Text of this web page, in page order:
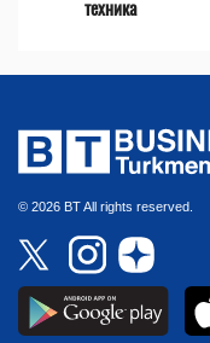
техника
© 2026 BT All rights reserved.